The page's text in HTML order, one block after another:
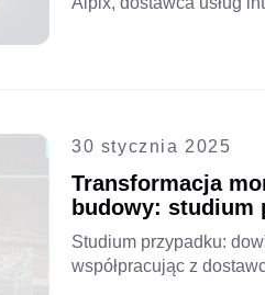
30 stycznia 2025
Transformacja
budowy: studium
Studium przypadku:
współpracując z